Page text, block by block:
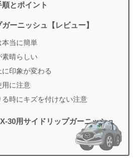
とポイント
ーニッシュ【レビュー】
当に簡単
晴らしい
印象が変わる
用に注意
時にキズを付けない注意
30用サイドリップガーニッシュ